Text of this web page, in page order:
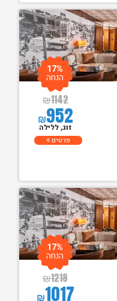
₪1142
₪952
17%
הנחה
זוג, ללילה
פרטים
₪1218
₪1017
17%
הנחה